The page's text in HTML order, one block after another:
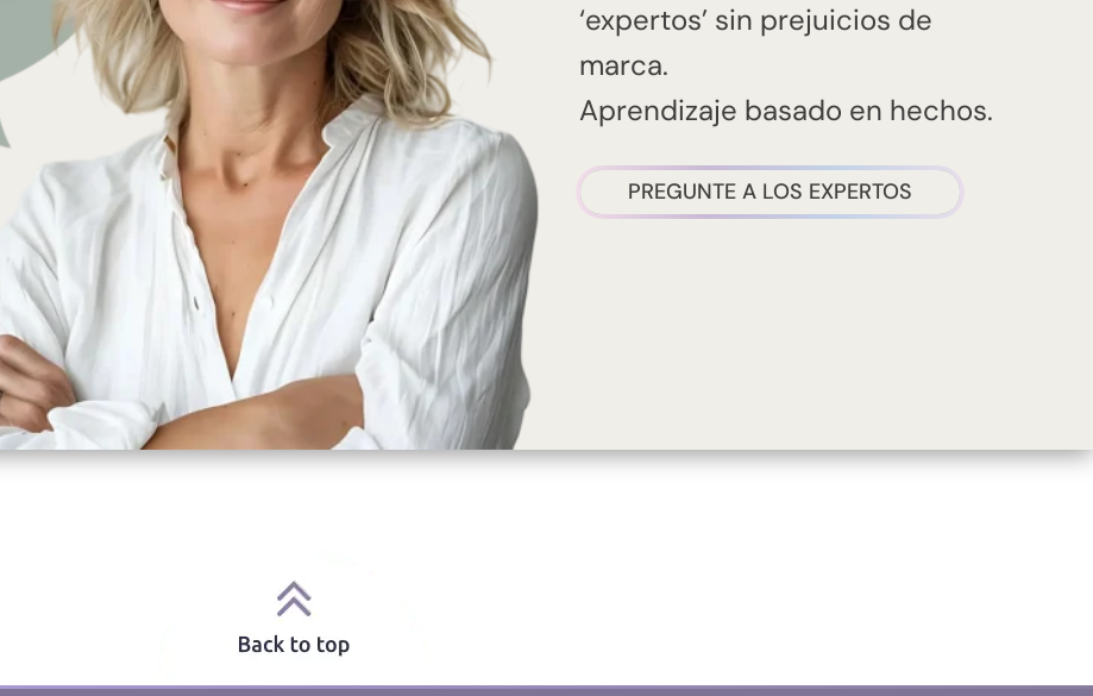
‘expertos’ sin prejuicios de
marca.
Aprendizaje basado en hechos.
PREGUNTE A LOS EXPERTOS